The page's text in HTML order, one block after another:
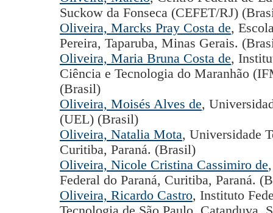
Suckow da Fonseca (CEFET/RJ)
Oliveira, Marcks Pray Costa de,
Pereira, Taparuba, Minas Gerais.
Oliveira, Maria Bruna Costa de,
Ciência e Tecnologia do Maranhão
(Brasil)
Oliveira, Moisés Alves de,
(UEL) (Brasil)
Oliveira, Natalia Mota, Universidade
Curitiba, Paraná. (Brasil)
Oliveira, Nicole Cristina Cassimiro de
Federal do Paraná, Curitiba, Paraná.
Oliveira, Ricardo Castro, Instituto